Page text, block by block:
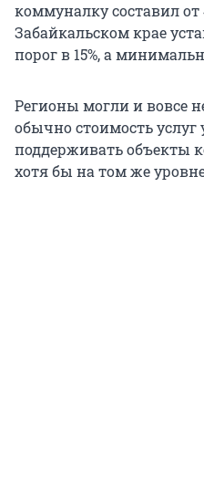
коммуналку составил от
Забайкальском крае
порог в 15%, а
Регионы могли и вовсе
обычно стоимость
поддерживать объекты
хотя бы на том же